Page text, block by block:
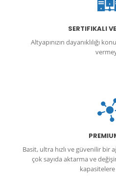
SERTIFIKALI
Altyapınızın dayanıklılığı
Basit, ultra hızlı ve güvenilir bir
çok sayıda aktarma ve